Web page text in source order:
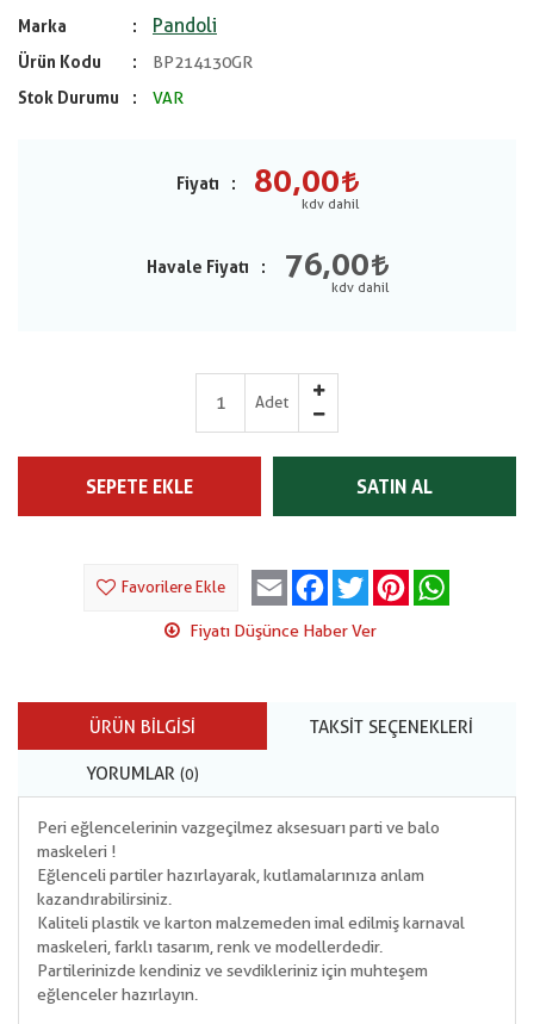
Marka Pandoli
Ürün Kodu
BP214130GR
Stok Durumu
VAR
Fiyatı 80,00
Havale Fiyatı 76,00
Adet
SEPETE EKLE SATIN AL
Favorilere Ekle Email Facebook
Twitter Pinterest
Fiyatı Düşünce Haber Ver
ÜRÜN BILGISI TAKSIT SEÇENEKLERI
YORUMLAR (0)
Peri eğlencelerinin vazgeçilmez aksesuarı parti ve balo
maskeleri !
Eğlenceli partiler hazırlayarak, kutlamalarınıza anlam
kazandırabilirsiniz.
Kaliteli plastik ve karton malzemeden imal edilmiş karnaval
maskeleri, farklı tasarım, renk ve modellerdedir.
Partilerinizde kendiniz ve sevdikleriniz için muhteşem
eğlenceler hazırlayın.